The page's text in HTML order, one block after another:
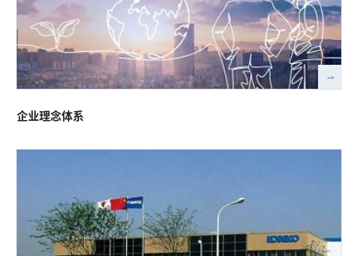
企业理念体系